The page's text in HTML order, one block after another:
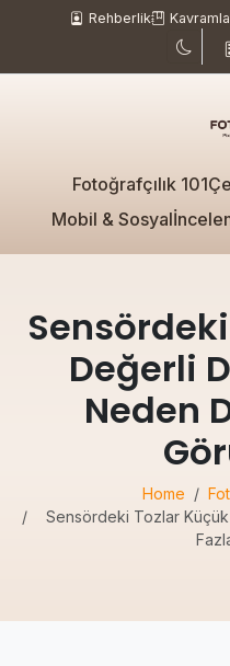
Rehberlik
Fotoğrafçılık 101
Mobil & Sosyal
Değerli
Neden
Home
Sensördeki Tozlar